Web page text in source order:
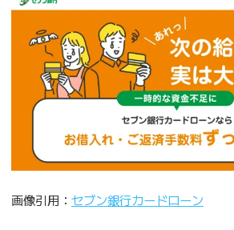
画像引用： セブン銀行カードローン